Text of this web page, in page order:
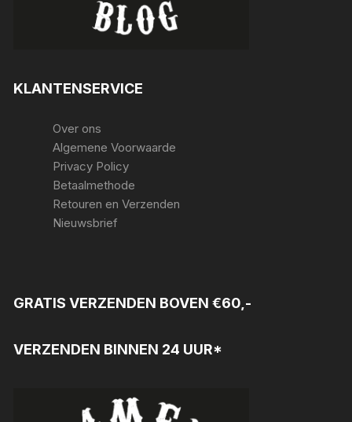
KLANTENSERVICE
Over ons
Algemene Voorwaarde
Privacy Policy
Betaalmethode
Retouren en Verzenden
Nieuwsbrief
GRATIS VERZENDEN BOVEN €60,-
VERZENDEN BINNEN 24 UUR*